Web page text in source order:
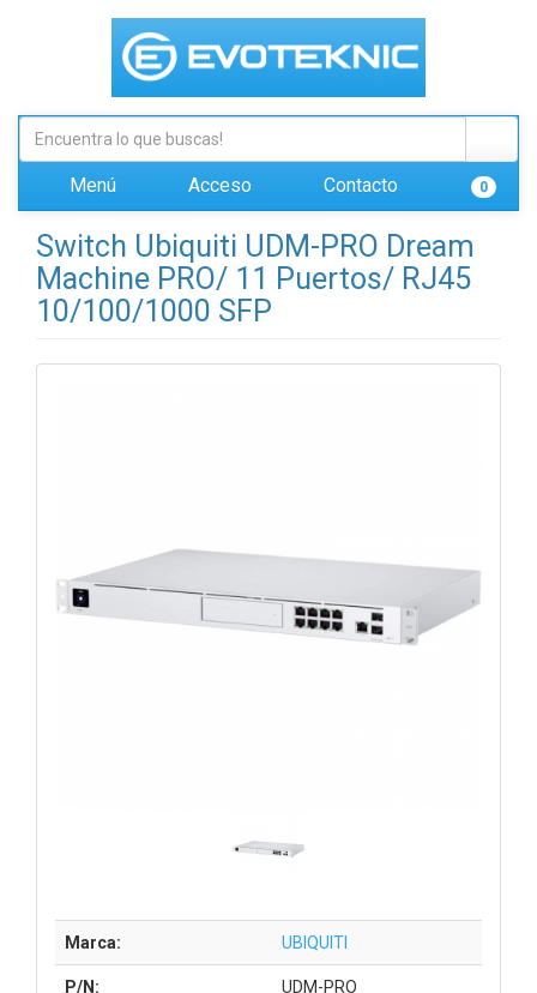
Menú Acceso Contacto 0
Switch Ubiquiti UDM-PRO Dream
Machine PRO/ 11 Puertos/ RJ45
10/100/1000 SFP
Marca: UBIQUITI
P/N: UDM-PRO